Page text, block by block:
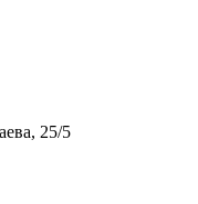
25/5